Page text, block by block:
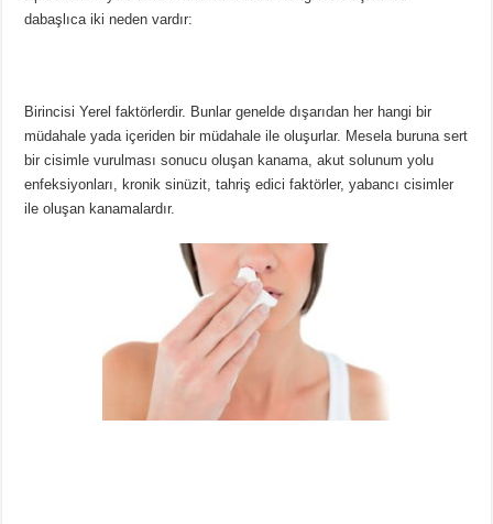
dabaşlıca iki neden vardır:
Birincisi Yerel faktörlerdir. Bunlar genelde dışarıdan her hangi bir
müdahale yada içeriden bir müdahale ile oluşurlar. Mesela buruna sert
bir cisimle vurulması sonucu oluşan kanama, akut solunum yolu
enfeksiyonları, kronik sinüzit, tahriş edici faktörler, yabancı cisimler
ile oluşan kanamalardır.